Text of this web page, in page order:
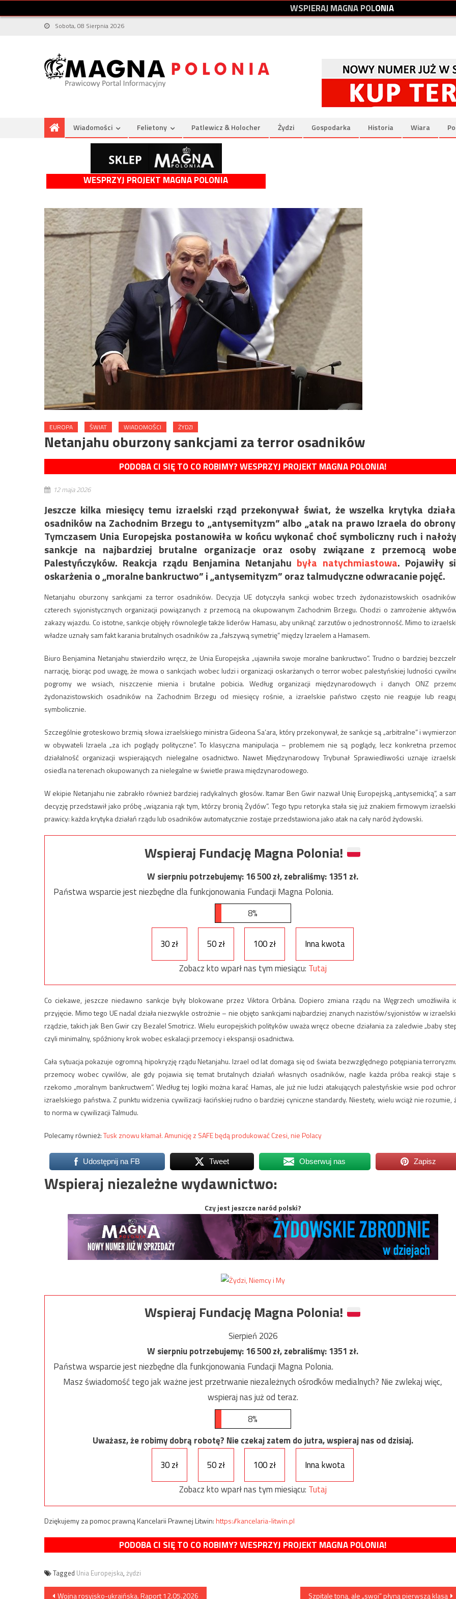
WSPIERAJMAGNAPOLONIA
Sobota, 08 Sierpnia 2026
Wiadomości Felietony Patlewicz & Holocher Żydzi Gospodarka Historia Wiara
WESPRZYJ PROJEKT MAGNA POLONIA
EUROPA ŚWIAT WIADOMOŚCI ŻYDZI
Netanjahu oburzony sankcjami za terror osadników
PODOBA CI SIĘ TO CO ROBIMY? WESPRZYJ PROJEKT MAGNA POLONIA!
12 maja 2026
Jeszcze kilka miesięcy temu izraelski rząd przekonywał świat, że wszelka krytyka
osadników na Zachodnim Brzegu to „antysemityzm” albo „atak na prawo Izraela do
Tymczasem Unia Europejska postanowiła w końcu wykonać choć symboliczny ruch i
sankcje na najbardziej brutalne organizacje oraz osoby związane z przemocą
Palestyńczyków. Reakcja rządu Benjamina Netanjahu była natychmiastowa. Pojawiły
oskarżenia o „moralne bankructwo” i „antysemityzm” oraz talmudyczne odwracanie pojęć.
Netanjahu oburzony sankcjami za terror osadników. Decyzja UE dotyczyła sankcji wobec trzech żydonazistowskich
czterech syjonistycznych organizacji powiązanych z przemocą na okupowanym Zachodnim Brzegu. Chodzi o zamrożenie
zakazy wjazdu. Co istotne, sankcje objęły równolegle także liderów Hamasu, aby uniknąć zarzutów o jednostronność. Mimo to
władze uznały sam fakt karania brutalnych osadników za „fałszywą symetrię” między Izraelem a Hamasem.
Biuro Benjamina Netanjahu stwierdziło wręcz, że Unia Europejska „ujawniła swoje moralne bankructwo”. Trudno o bardziej
narrację, biorąc pod uwagę, że mowa o sankcjach wobec ludzi i organizacji oskarżanych o terror wobec palestyńskiej ludności
pogromy we wsiach, niszczenie mienia i brutalne pobicia. Według organizacji międzynarodowych i danych ONZ
żydonazistowskich osadników na Zachodnim Brzegu od miesięcy rośnie, a izraelskie państwo często nie reaguje lub
symbolicznie.
Szczególnie groteskowo brzmią słowa izraelskiego ministra Gideona Sa’ara, który przekonywał, że sankcje są „arbitralne” i
w obywateli Izraela „za ich poglądy polityczne”. To klasyczna manipulacja – problemem nie są poglądy, lecz konkretna
działalność organizacji wspierających nielegalne osadnictwo. Nawet Międzynarodowy Trybunał Sprawiedliwości uznaje
osiedla na terenach okupowanych za nielegalne w świetle prawa międzynarodowego.
W ekipie Netanjahu nie zabrakło również bardziej radykalnych głosów. Itamar Ben Gwir nazwał Unię Europejską „antysemicką”, a
decyzję przedstawił jako próbę „wiązania rąk tym, którzy bronią Żydów”. Tego typu retoryka stała się już znakiem firmowym
prawicy: każda krytyka działań rządu lub osadników automatycznie zostaje przedstawiona jako atak na cały naród żydowski.
Wspieraj Fundację Magna Polonia!
W sierpniu potrzebujemy:16 500zł, zebraliśmy:1351 zł.
Państwa wsparcie jest niezbędne dla funkcjonowania Fundacji Magna Polonia.
8%
30 zł 50 zł 100 zł
Inna kwota
Zobacz kto wparł nas tym miesiącu: Tutaj
Co ciekawe, jeszcze niedawno sankcje były blokowane przez Viktora Orbána. Dopiero zmiana rządu na Węgrzech umożliwiła
przyjęcie. Mimo tego UE nadal działa niezwykle ostrożnie – nie objęto sankcjami najbardziej znanych nazistów/syjonistów w
rządzie, takich jak Ben Gwir czy Bezalel Smotricz. Wielu europejskich polityków uważa wręcz obecne działania za zaledwie „baby
czyli minimalny, spóźniony krok wobec eskalacji przemocy i ekspansji osadnictwa.
Cała sytuacja pokazuje ogromną hipokryzję rządu Netanjahu. Izrael od lat domaga się od świata bezwzględnego potępiania
przemocy wobec cywilów, ale gdy pojawia się temat brutalnych działań własnych osadników, nagle każda próba reakcji staje
rzekomo „moralnym bankructwem”. Według tej logiki można karać Hamas, ale już nie ludzi atakujących palestyńskie wsie pod
izraelskiego państwa. Z punktu widzenia cywilizacji łacińskiej rudno o bardziej cyniczne standardy. Niestety, wielu wciąż nie rozumie,
to norma w cywilizacji Talmudu.
Polecamy również:Tusk znowu kłamał. Amunicję z SAFE będą produkować Czesi, nie Polacy
Udostępnij na FB Tweet Obserwuj nas Zapisz
Wspieraj niezależne wydawnictwo:
Czy jest jeszcze naród polski?
Wspieraj Fundację Magna Polonia!
Sierpień 2026
W sierpniu potrzebujemy:16 500zł, zebraliśmy:1351 zł.
Państwa wsparcie jest niezbędne dla funkcjonowania Fundacji Magna Polonia.
Masz świadomość tego jak ważne jest przetrwanie niezależnych ośrodków medialnych? Nie zwlekaj więc,
wspieraj nas już od teraz.
8%
Uważasz, że robimy dobrą robotę? Nie czekaj zatem do jutra, wspieraj nas od dzisiaj.
30 zł
50 zł 100 zł
Inna kwota
Zobacz kto wparł nas tym miesiącu: Tutaj
Dziękujemy za pomoc prawną Kancelarii Prawnej Litwin:https://kancelaria-litwin.pl
PODOBA CI SIĘ TO CO ROBIMY? WESPRZYJ PROJEKT MAGNA POLONIA!
Tagged Unia Europejska, żydzi
Wojna rosyjsko-ukraińska. Raport 12.05.2026 Szpitale toną, ale „swoi” płyną pierwszą klasą